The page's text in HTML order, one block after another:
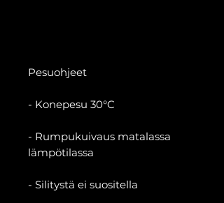
Pesuohjeet
- Konepesu 30°C
- Rumpukuivaus matalassa
lämpötilassa
- Silitystä ei suositella